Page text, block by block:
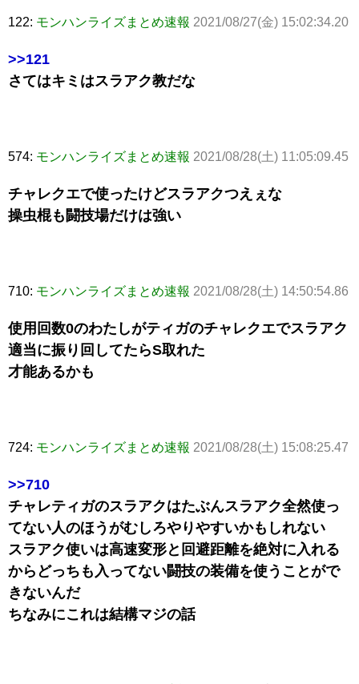
122: モンハンライズまとめ速報 2021/08/27(金) 15:02:34.20
>>121
さてはキミはスラアク教だな
574: モンハンライズまとめ速報 2021/08/28(土) 11:05:09.45
チャレクエで使ったけどスラアクつえぇな
操虫棍も闘技場だけは強い
710: モンハンライズまとめ速報 2021/08/28(土) 14:50:54.86
使用回数0のわたしがティガのチャレクエでスラアク
適当に振り回してたらS取れた
才能あるかも
724: モンハンライズまとめ速報 2021/08/28(土) 15:08:25.47
>>710
チャレティガのスラアクはたぶんスラアク全然使っ
てない人のほうがむしろやりやすいかもしれない
スラアク使いは高速変形と回避距離を絶対に入れる
からどっちも入ってない闘技の装備を使うことがで
きないんだ
ちなみにこれは結構マジの話